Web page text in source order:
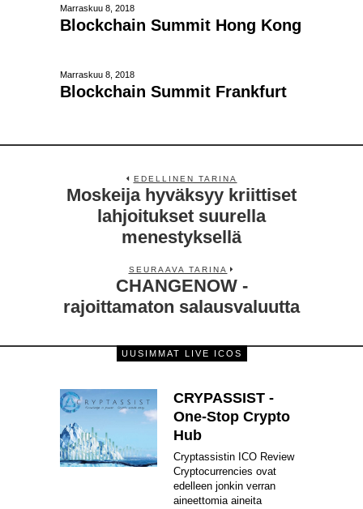
Marraskuu 8, 2018
Blockchain Summit Hong Kong
Marraskuu 8, 2018
Blockchain Summit Frankfurt
EDELLINEN TARINA
Moskeija hyväksyy kriittiset
lahjoitukset suurella
menestyksellä
SEURAAVA TARINA
CHANGENOW -
rajoittamaton salausvaluutta
UUSIMMAT LIVE ICOS
CRYPASSIST -
One-Stop Crypto
Hub
Cryptassistin ICO Review
Cryptocurrencies ovat
edelleen jonkin verran
aineettomia aineita